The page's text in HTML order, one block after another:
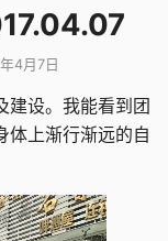
4月7日
建设。我能看到团
体上渐行渐远的自